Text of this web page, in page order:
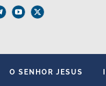
O SENHOR JESUS